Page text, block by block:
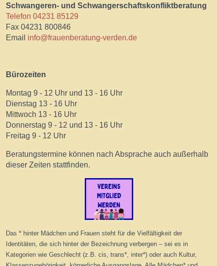
Schwangeren- und Schwangerschaftskonfliktberatung
Telefon 04231 85129
Fax 04231 800846
Email info@frauenberatung-verden.de
Bürozeiten
Montag 9 - 12 Uhr und 13 - 16 Uhr
Dienstag 13 - 16 Uhr
Mittwoch 13 - 16 Uhr
Donnerstag 9 - 12 und 13 - 16 Uhr
Freitag 9 - 12 Uhr
Beratungstermine können nach Absprache auch außerhalb
dieser Zeiten stattfinden.
Das * hinter Mädchen und Frauen steht für die Vielfältigkeit der
Identitäten, die sich hinter der Bezeichnung verbergen – sei es in
Kategorien wie Geschlecht (z.B. cis, trans*, inter*) oder auch Kultur,